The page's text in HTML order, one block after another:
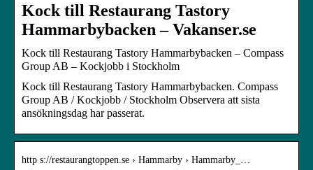
Kock till Restaurang Tastory
Hammarbybacken – Vakanser.se
Kock till Restaurang Tastory Hammarbybacken – Compass
Group AB – Kockjobb i Stockholm
Kock till Restaurang Tastory Hammarbybacken. Compass
Group AB / Kockjobb / Stockholm Observera att sista
ansökningsdag har passerat.
http s://restaurangtoppen.se › Hammarby › Hammarby_…